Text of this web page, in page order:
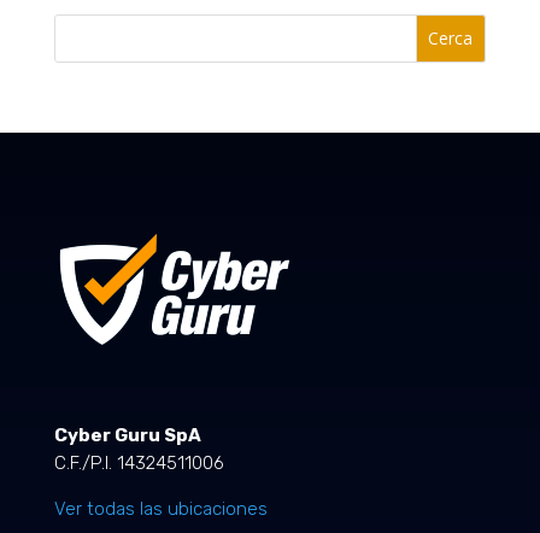
Cerca
Cyber Guru SpA
C.F./P.I. 14324511006
Ver todas las ubicaciones